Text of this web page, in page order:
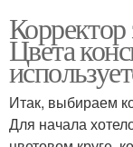
Цвета
Итак, выбираем
Для начала